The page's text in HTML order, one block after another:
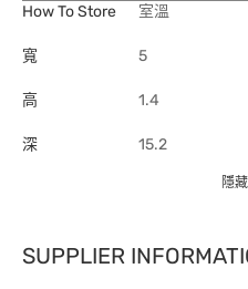
How To Store
室溫
寬 5
高 1.4
深 15.2
隱藏
SUPPLIER